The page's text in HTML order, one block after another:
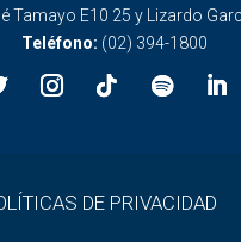
Tamayo E10 25 y Lizardo
Teléfono: (02) 394-1800
DE PRIVACIDAD